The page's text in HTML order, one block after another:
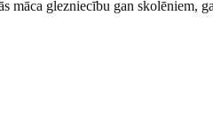
māca glezniecību gan skolēniem,